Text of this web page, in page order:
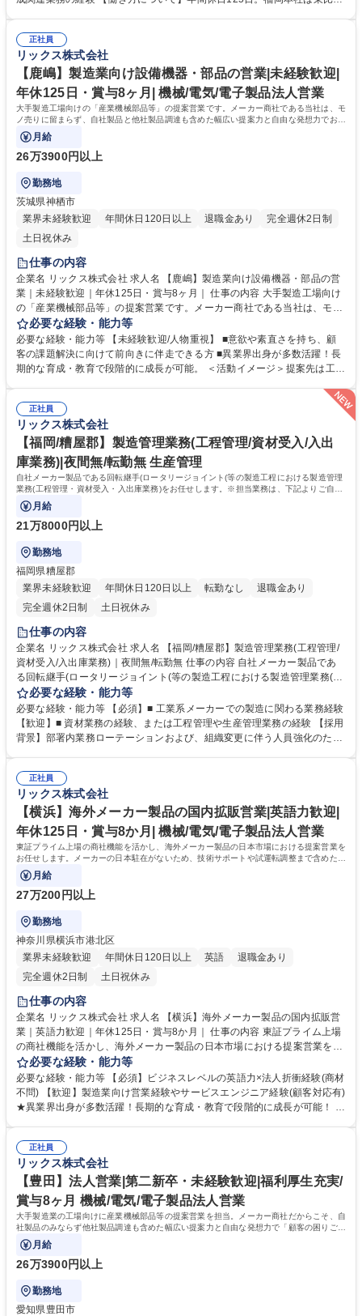
持つ独立系商社でありながら、製造機能も持つ「メーカー商社」として唯
一無二の立ち位置を確立しています。 学歴・資格 学歴：大学院 大学 語学
力： 資格：
正社員
リックス株式会社
【鹿嶋】製造業向け設備機器・部品の営業|未経験歓迎|
年休125日・賞与8ヶ月| 機械/電気/電子製品法人営業
大手製造工場向けの「産業機械部品等」の提案営業です。メーカー商社である当社は、モ
ノ売りに留まらず、自社製品と他社製品調達も含めた幅広い提案力と自由な発想力でお客
様の課題解決に向き合っています。
月給
26万3900円以上
勤務地
茨城県神栖市
業界未経験歓迎
年間休日120日以上 退職金あり
完全週休2日制
土日祝休み
仕事の内容
企業名 リックス株式会社 求人名 【鹿嶋】製造業向け設備機器・部品の営
業｜未経験歓迎｜年休125日・賞与8ヶ月｜ 仕事の内容 大手製造工場向け
の「産業機械部品等」の提案営業です。メーカー商社である当社は、モノ
売りに留まらず、自社製品と他社製品調達も含めた幅広い提案力と自由な
発想力でお客様の課題解決に向き合っています。 ◆顧客ニーズや課題を主
体的に捉え、課題解決にむけた最適な商品やサービスを幅広い選択肢から
提案ができる自由度の高い顧客密着型営業です。 ◆自社製品でもある「流
を用いた点検を提案するなど、目の前のお客様の悩みから逃げず、自由な
発想で提案が可能です。メーカー商社の強みを活かし、技術部門と共同で
製品開発から取り組むケースもございます。 募集職種 【鹿嶋】製造業向
け設備機器・部品の営業｜未経験歓迎｜年休125日・賞与8ヶ月｜
必要な経験・能力等
必要な経験・能力等 【未経験歓迎/人物重視】 ■意欲や素直さを持ち、顧
客の課題解決に向けて前向きに伴走できる方 ■異業界出身が多数活躍！長
期的な育成・教育で段階的に成長が可能。 ＜活動イメージ＞提案先は工場
は貸与作業着での活動になります。 （https://www.rix.co.jp/recruit/new/int
erviews/oneday/oneday02/） ＜組織風土＞組織横断でノウハウ共有を進
める文化があり、社内情報共有システムを通じて、他拠点での成功事例や
次の1手に対するアドバイスが得られる仕組みがあります。日々改善を図
れる環境が整っています。 学歴・資格 学歴：大学院 大学 高専 語学力：
資格：第一種運転免許普通自動車
正社員
リックス株式会社
【福岡/糟屋郡】製造管理業務(工程管理/資材受入/入出
庫業務)|夜間無/転勤無 生産管理
自社メーカー製品である回転継手(ロータリージョイント(等の製造工程における製造管理
業務(工程管理・資材受入・入出庫業務)をお任せします。※担当業務は、下記よりご自身
の希望および適性を判断し決定します。
月給
21万8000円以上
勤務地
福岡県糟屋郡
業界未経験歓迎
年間休日120日以上 転勤なし
退職金あり
完全週休2日制
土日祝休み
仕事の内容
企業名 リックス株式会社 求人名 【福岡/糟屋郡】製造管理業務(工程管理/
資材受入/入出庫業務)｜夜間無/転勤無 仕事の内容 自社メーカー製品であ
る回転継手(ロータリージョイント(等の製造工程における製造管理業務(工
程管理・資材受入・入出庫業務)をお任せします。※担当業務は、下記よ
りご自身の希望および適性を判断し決定します。 (1) 資材受け入れ・入出
庫業務担当：受入品の簡易検査、NG品の返却対応、入出庫業務とそれの
改善対応、製造側(加工・組立)との在庫部品の入出庫調整、生産管理シス
整業務（製造部門、営業部門など） ◎夜間無/転勤無/完全週休2日(土日祝)
で仕事とプライベート両立可能！ 募集職種 【福岡/糟屋郡】製造管理業務
(工程管理/資材受入/入出庫業務)｜夜間無/転勤無
必要な経験・能力等
必要な経験・能力等 【必須】■ 工業系メーカーでの製造に関わる業務経験
【歓迎】■ 資材業務の経験、または工程管理や生産管理業務の経験 【採用
背景】部署内業務ローテーションおよび、組織変更に伴う人員強化のため
す。 【働き方】年間休日125日（2023年実績）、完全週休2日制と、ワー
クライフバランスが極めて良好です。 学歴・資格 学歴：大学院 大学 高専
短大 専修学校 高校 語学力： 資格：第一種運転免許普通自動車
正社員
リックス株式会社
【横浜】海外メーカー製品の国内拡販営業|英語力歓迎|
年休125日・賞与8か月| 機械/電気/電子製品法人営業
東証プライム上場の商社機能を活かし、海外メーカー製品の日本市場における提案営業を
お任せします。メーカーの日本駐在がないため、技術サポートや試運転調整まで含めた一
貫したソリューション提供を担います。
月給
27万200円以上
勤務地
神奈川県横浜市港北区
業界未経験歓迎
年間休日120日以上 英語
退職金あり
完全週休2日制
土日祝休み
仕事の内容
企業名 リックス株式会社 求人名 【横浜】海外メーカー製品の国内拡販営
業｜英語力歓迎｜年休125日・賞与8か月｜ 仕事の内容 東証プライム上場
の商社機能を活かし、海外メーカー製品の日本市場における提案営業をお
任せします。メーカーの日本駐在がないため、技術サポートや試運転調整
まで含めた一貫したソリューション提供を担います。 ■海外メーカー製品
の日本国内への拡販・提案営業 ■海外メーカーとの英語を用いた折衝・コ
ミュニケーション ■技術的サポート、簡単な修理、試運転調整の実施 ■顧
としての深い介在価値を発揮できます。 募集職種 【横浜】海外メーカー
製品の国内拡販営業｜英語力歓迎｜年休125日・賞与8か月｜
必要な経験・能力等
必要な経験・能力等 【必須】ビジネスレベルの英語力×法人折衝経験(商材
不問) 【歓迎】製造業向け営業経験やサービスエンジニア経験(顧客対応有)
★異業界出身が多数活躍！長期的な育成・教育で段階的に成長が可能！ ＜
www.rix.co.jp/recruit/new/interviews/oneday/oneday02/） ＜組織風土＞
組織横断でノウハウ共有を進める文化があり、社内情報共有システムを通
じて、他拠点での成功事例や次の1手に対するアドバイスが得られる仕組
みがあります。日々改善を図れる環境が整っています。 学歴・資格 学
歴：大学院 大学 高専 語学力：英語 資格：第一種運転免許普通自動車
正社員
リックス株式会社
【豊田】法人営業|第二新卒・未経験歓迎|福利厚生充実/
賞与8ヶ月 機械/電気/電子製品法人営業
大手製造業の工場向けに産業機械部品等の提案営業を担当。メーカー商社だからこそ、自
社製品のみならず他社製品調達も含めた幅広い提案力と自由な発想力で「顧客の困りごと
を解決する」ソリューション営業です。
月給
26万3900円以上
勤務地
愛知県豊田市